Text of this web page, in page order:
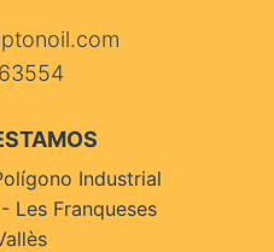
Industrial
Les Franqueses